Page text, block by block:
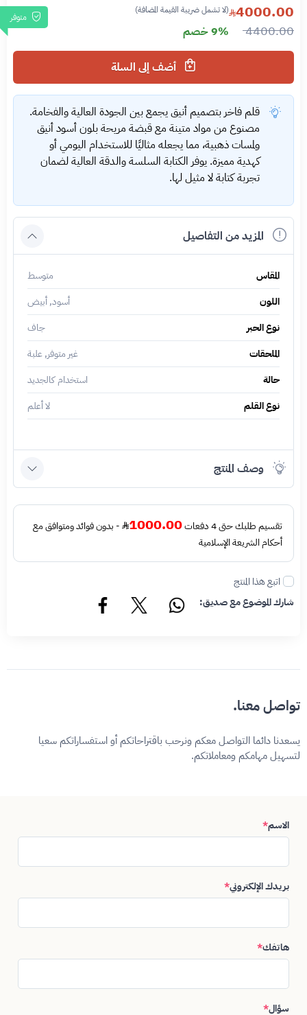
متوفر 4000.00 (لا تشمل ضريبة القيمة المضافة)
4400.00 9% خصم
قلم فاخر بتصميم أنيق يجمع بين الجودة العالية والفخامة.
مصنوع من مواد متينة مع قبضة مريحة بلون أسود أنيق
ولمسات ذهبية، مما يجعله مثاليًا للاستخدام اليومي أو
كهدية مميزة. يوفر الكتابة السلسة والدقة العالية لضمان
تجربة كتابة لا مثيل لها.
المزيد من التفاصيل
المقاس
متوسط
اللون
أسود, أبيض
نوع الحبر
جاف
الملحقات
غير متوفر, علبة
حالة
استخدام كالجديد
نوع القلم
لا أعلم
وصف المنتج
تقسيم طلبك حتى 4 دفعات 1000.00
- بدون فوائد ومتوافق مع
أحكام الشريعة الإسلامية
اتبع هذا المنتج
شارك الموضوع مع صديق:
تواصل معنا.
يسعدنا دائما التواصل معكم ونرحب باقتراحاتكم أو استفساراتكم سعيا
لتسهيل مهامكم ومعاملاتكم.
الاسم*
بريدك الإلكتروني*
هاتفك*
سؤال*